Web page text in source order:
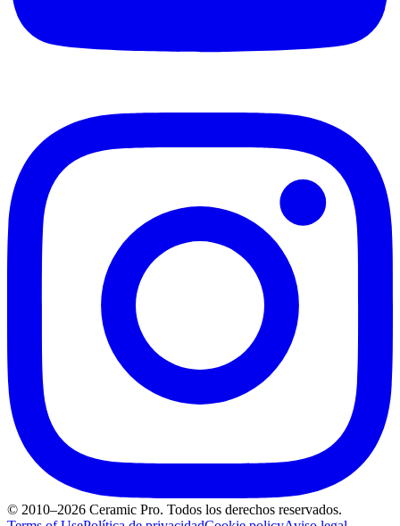
© 2010–2026 Ceramic Pro. Todos los derechos reservados.